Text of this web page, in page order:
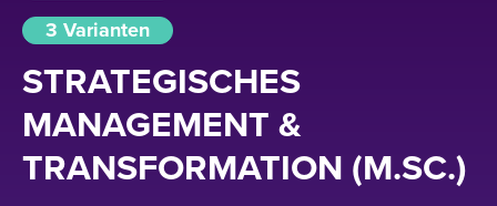
3 Varianten
STRATEGISCHES
MANAGEMENT &
TRANSFORMATION (M.SC.)